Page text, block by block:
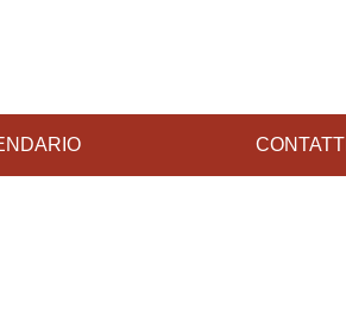
CONTATTI